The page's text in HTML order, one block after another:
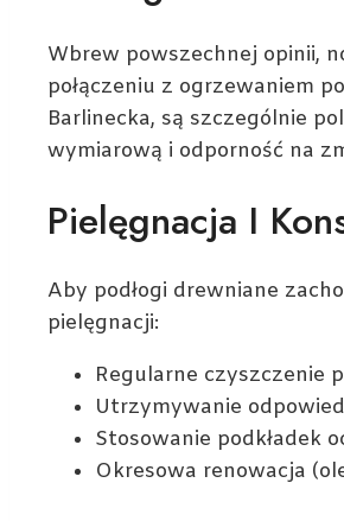
Wbrew powszechnej opinii,
połączeniu z ogrzewaniem
Barlinecka, są szczególnie
wymiarową i odporność na
Pielęgnacja I
Aby podłogi drewniane
pielęgnacji:
Regularne czyszczenie
Utrzymywanie
Stosowanie podkładek
Okresowa renowacja